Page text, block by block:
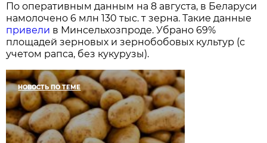
По оперативным данным на 8 августа, в Беларуси
намолочено 6 млн 130 тыс. т зерна. Такие данные
привели в Минсельхозпроде. Убрано 69%
площадей зерновых и зернобобовых культур (с
учетом рапса, без кукурузы).
НОВОСТЬ ПО ТЕМЕ